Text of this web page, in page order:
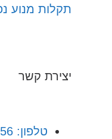
תקלות מנוע
יצירת קשר
טלפון: 073-2726056